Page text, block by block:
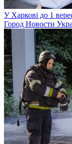
У Харкові до 1
Город Новости